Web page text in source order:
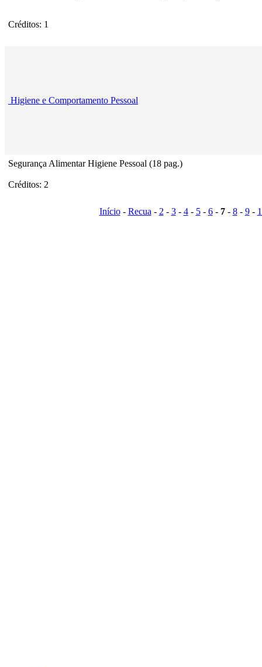
Créditos: 1
Higiene e Comportamento Pessoal
Segurança Alimentar Higiene Pessoal (18 pag.)
Créditos: 2
Início- Recua- 2- 3- 4- 5- 6- 7- 8- 9-